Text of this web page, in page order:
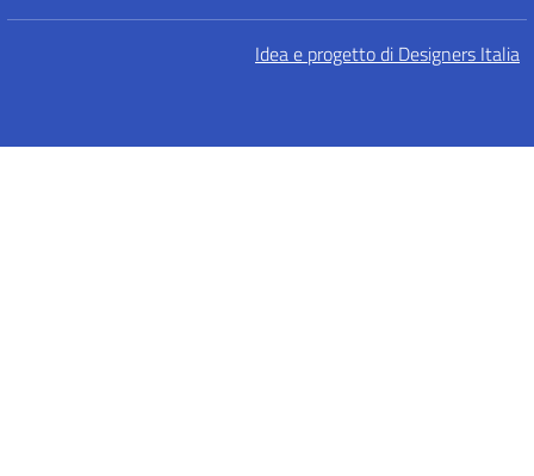
Idea e progetto di Designers Italia